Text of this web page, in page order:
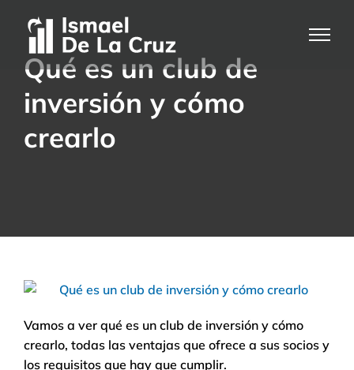
Qué es un club de
inversión y cómo
crearlo
Vamos a ver qué es un club de inversión y cómo
crearlo, todas las ventajas que ofrece a sus socios y
los requisitos que hay que cumplir.